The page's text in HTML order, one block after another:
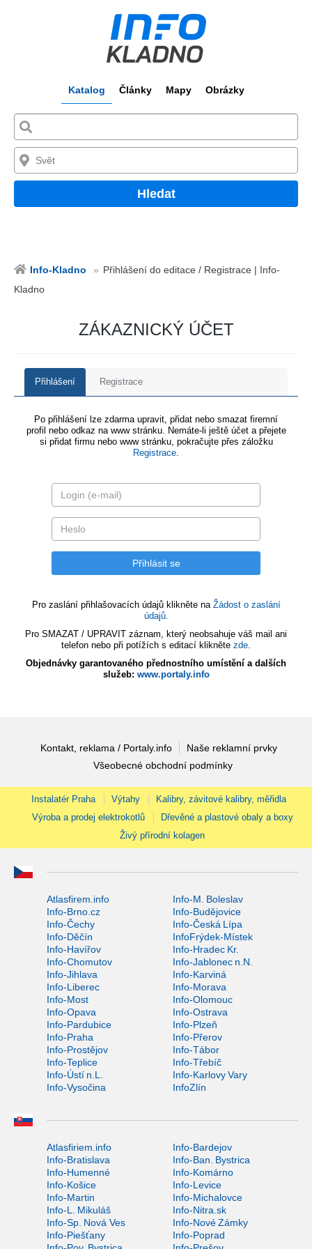
Katalog Články Mapy Obrázky
Hledat
Info-Kladno
Přihlášení do editace / Registrace | Info-
Kladno
ZÁKAZNICKÝ ÚČET
Přihlášení Registrace
Po přihlášení lze zdarma upravit, přidat nebo smazat firemní
profil nebo odkaz na www stránku. Nemáte-li ještě účet a přejete
si přidat firmu nebo www stránku, pokračujte přes záložku
Registrace.
Pro zaslání přihlašovacích údajů klikněte na Žádost o zaslání
údajů.
Pro SMAZAT / UPRAVIT záznam, který neobsahuje váš mail ani
telefon nebo při potížích s editací klikněte zde.
Objednávky garantovaného přednostního umístění a dalších
služeb: www.portaly.info
Kontakt, reklama / Portaly.info
Naše reklamní prvky
Všeobecné obchodní podmínky
Instalatér Praha Výtahy
Kalibry, závitové kalibry, měřidla
Výroba a prodej elektrokotlů
Dřevěné a plastové obaly a boxy
Živý přírodní kolagen
Atlasfirem.info
Info-M. Boleslav
Info-Brno.cz
Info-Budějovice
Info-Čechy
Info-Česká Lípa
Info-Děčín
InfoFrýdek-Místek
Info-Havířov
Info-Hradec Kr.
Info-Chomutov
Info-Jablonec n.N.
Info-Jihlava
Info-Karviná
Info-Liberec
Info-Morava
Info-Most
Info-Olomouc
Info-Opava
Info-Ostrava
Info-Pardubice
Info-Plzeň
Info-Praha
Info-Přerov
Info-Prostějov
Info-Tábor
Info-Teplice
Info-Třebíč
Info-Ústí n.L.
Info-Karlovy Vary
Info-Vysočina
InfoZlín
Atlasfiriem.info
Info-Bardejov
Info-Bratislava
Info-Ban. Bystrica
Info-Humenné
Info-Komárno
Info-Košice
Info-Levice
Info-Martin
Info-Michalovce
Info-L. Mikuláš
Info-Nitra.sk
Info-Sp. Nová Ves
Info-Nové Zámky
Info-Piešťany
Info-Poprad